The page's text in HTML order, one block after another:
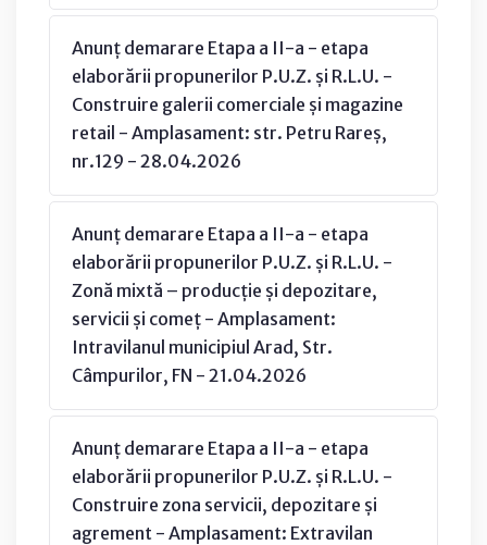
Anunț demarare Etapa a II-a - etapa
elaborării propunerilor P.U.Z. și R.L.U. -
Construire galerii comerciale și magazine
retail - Amplasament: str. Petru Rareș,
nr.129 - 28.04.2026
Anunț demarare Etapa a II-a - etapa
elaborării propunerilor P.U.Z. și R.L.U. -
Zonă mixtă – producție și depozitare,
servicii și comeț - Amplasament:
Intravilanul municipiul Arad, Str.
Câmpurilor, FN - 21.04.2026
Anunț demarare Etapa a II-a - etapa
elaborării propunerilor P.U.Z. și R.L.U. -
Construire zona servicii, depozitare și
agrement - Amplasament: Extravilan